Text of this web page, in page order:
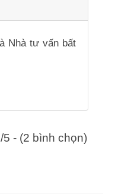
Nhà tư vấn bất
5 - (2 bình chọn)